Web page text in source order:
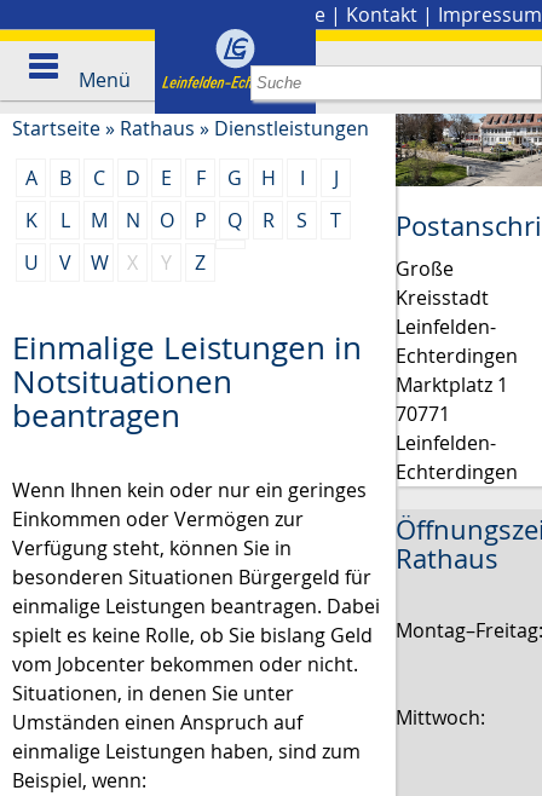
Presse | Kontakt | Impressum
Menü
Startseite» Rathaus » Dienstleistungen
A
B C D E F G H I
J
K
L M N O P Q R S
T
U
V W X Y Z
Einmalige Leistungen in
Notsituationen
beantragen
Wenn Ihnen kein oder nur ein geringes
Einkommen oder Vermögen zur
Verfügung steht, können Sie in
besonderen Situationen Bürgergeld für
einmalige Leistungen beantragen. Dabei
spielt es keine Rolle, ob Sie bislang Geld
vom Jobcenter bekommen oder nicht.
Situationen, in denen Sie unter
Umständen einen Anspruch auf
einmalige Leistungen haben, sind zum
Beispiel, wenn:
Große
Kreisstadt
Leinfelden-
Echterdingen
Marktplatz 1
70771
Leinfelden-
Echterdingen
Rathaus
Mittwoch: